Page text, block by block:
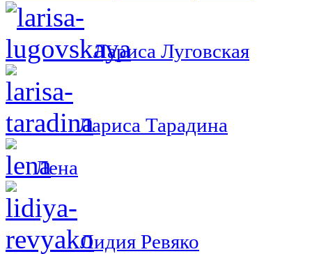
Лариса Луговская
Лариса Тарадина
Лена
Лидия Ревяко